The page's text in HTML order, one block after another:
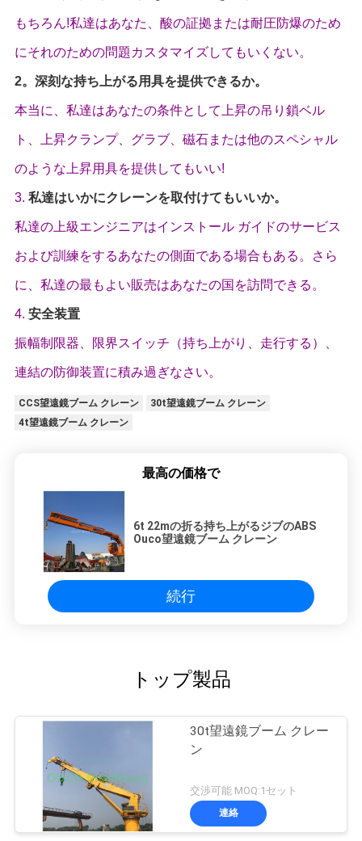
もちろん!私達はあなた、酸の証拠または耐圧防爆のため
にそれのための問題カスタマイズしてもいくない。
2。深刻な持ち上がる用具を提供できるか。
本当に、私達はあなたの条件として上昇の吊り鎖ベル
ト、上昇クランプ、グラブ、磁石または他のスペシャル
のような上昇用具を提供してもいい!
3. 私達はいかにクレーンを取付けてもいいか。
私達の上級エンジニアはインストール ガイドのサービス
および訓練をするあなたの側面である場合もある。さら
に、私達の最もよい販売はあなたの国を訪問できる。
4. 安全装置
振幅制限器、限界スイッチ（持ち上がり、走行する）、
連結の防御装置に積み過ぎなさい。
CCS望遠鏡ブーム クレーン
30t望遠鏡ブーム クレーン
4t望遠鏡ブーム クレーン
最高の価格で
6t 22mの折る持ち上がるジブのABS
Ouco望遠鏡ブーム クレーン
続行
トップ製品
30t望遠鏡ブーム クレー
ン
交渉可能 MOQ:1セット
連絡